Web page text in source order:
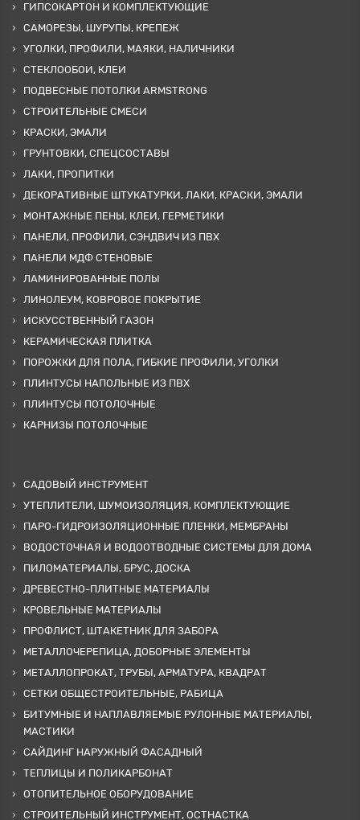
ГИПСОКАРТОН И КОМПЛЕКТУЮЩИЕ
САМОРЕЗЫ, ШУРУПЫ, КРЕПЕЖ
УГОЛКИ, ПРОФИЛИ, МАЯКИ, НАЛИЧНИКИ
СТЕКЛООБОИ, КЛЕИ
ПОДВЕСНЫЕ ПОТОЛКИ ARMSTRONG
СТРОИТЕЛЬНЫЕ СМЕСИ
КРАСКИ, ЭМАЛИ
ГРУНТОВКИ, СПЕЦСОСТАВЫ
ЛАКИ, ПРОПИТКИ
ДЕКОРАТИВНЫЕ ШТУКАТУРКИ, ЛАКИ, КРАСКИ, ЭМАЛИ
МОНТАЖНЫЕ ПЕНЫ, КЛЕИ, ГЕРМЕТИКИ
ПАНЕЛИ, ПРОФИЛИ, СЭНДВИЧ ИЗ ПВХ
ПАНЕЛИ МДФ СТЕНОВЫЕ
ЛАМИНИРОВАННЫЕ ПОЛЫ
ЛИНОЛЕУМ, КОВРОВОЕ ПОКРЫТИЕ
ИСКУССТВЕННЫЙ ГАЗОН
КЕРАМИЧЕСКАЯ ПЛИТКА
ПОРОЖКИ ДЛЯ ПОЛА, ГИБКИЕ ПРОФИЛИ, УГОЛКИ
ПЛИНТУСЫ НАПОЛЬНЫЕ ИЗ ПВХ
ПЛИНТУСЫ ПОТОЛОЧНЫЕ
КАРНИЗЫ ПОТОЛОЧНЫЕ
САДОВЫЙ ИНСТРУМЕНТ
УТЕПЛИТЕЛИ, ШУМОИЗОЛЯЦИЯ, КОМПЛЕКТУЮЩИЕ
ПАРО-ГИДРОИЗОЛЯЦИОННЫЕ ПЛЕНКИ, МЕМБРАНЫ
ВОДОСТОЧНАЯ И ВОДООТВОДНЫЕ СИСТЕМЫ ДЛЯ ДОМА
ПИЛОМАТЕРИАЛЫ, БРУС, ДОСКА
ДРЕВЕСТНО-ПЛИТНЫЕ МАТЕРИАЛЫ
КРОВЕЛЬНЫЕ МАТЕРИАЛЫ
ПРОФЛИСТ, ШТАКЕТНИК ДЛЯ ЗАБОРА
МЕТАЛЛОЧЕРЕПИЦА, ДОБОРНЫЕ ЭЛЕМЕНТЫ
МЕТАЛЛОПРОКАТ, ТРУБЫ, АРМАТУРА, КВАДРАТ
СЕТКИ ОБЩЕСТРОИТЕЛЬНЫЕ, РАБИЦА
БИТУМНЫЕ И НАПЛАВЛЯЕМЫЕ РУЛОННЫЕ МАТЕРИАЛЫ,
МАСТИКИ
САЙДИНГ НАРУЖНЫЙ ФАСАДНЫЙ
ТЕПЛИЦЫ И ПОЛИКАРБОНАТ
ОТОПИТЕЛЬНОЕ ОБОРУДОВАНИЕ
СТРОИТЕЛЬНЫЙ ИНСТРУМЕНТ, ОСТНАСТКА